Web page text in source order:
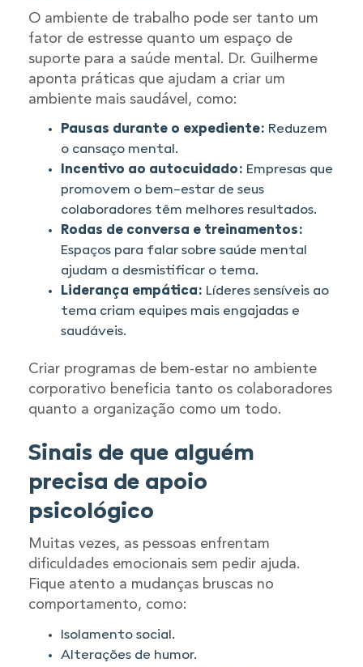
O ambiente de trabalho pode ser tanto um
fator de estresse quanto um espaço de
suporte para a saúde mental. Dr. Guilherme
aponta práticas que ajudam a criar um
ambiente mais saudável, como:
Pausas durante o expediente: Reduzem
o cansaço mental.
Incentivo ao autocuidado: Empresas que
promovem o bem-estar de seus
colaboradores têm melhores resultados.
Rodas de conversa e treinamentos:
Espaços para falar sobre saúde mental
ajudam a desmistificar o tema.
Liderança empática: Líderes sensíveis ao
tema criam equipes mais engajadas e
saudáveis.
Criar programas de bem-estar no ambiente
corporativo beneficia tanto os colaboradores
quanto a organização como um todo.
Sinais de que alguém
precisa de apoio
psicológico
Muitas vezes, as pessoas enfrentam
dificuldades emocionais sem pedir ajuda.
Fique atento a mudanças bruscas no
comportamento, como:
Isolamento social.
Alterações de humor.